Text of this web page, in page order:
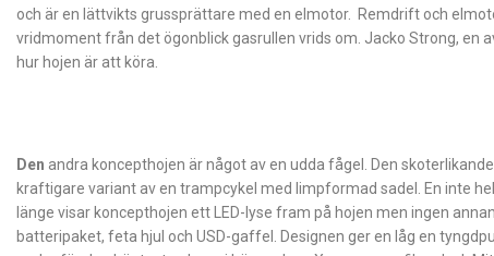
och är en lättvikts grussprättare med en elmotor. Remdrift och
vridmoment från det ögonblick gasrullen vrids om. Jacko Strong, en
hur hojen är att köra.
Den andra koncepthojen är något av en udda fågel. Den
kraftigare variant av en trampcykel med limpformad sadel. En inte
länge visar koncepthojen ett LED-lyse fram på hojen men ingen
batteripaket, feta hjul och USD-gaffel. Designen ger en låg en